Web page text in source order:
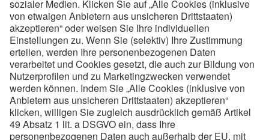
voestalpine Metal Engineering Division in der Steiermark
6
Ausbildungsorte
4.870
MitarbeiterInnen
19
Lehrberufe